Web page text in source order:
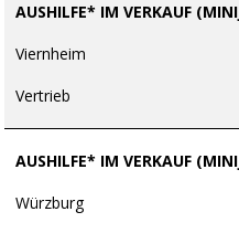
AUSHILFE* IM VERKAUF
Viernheim
Vertrieb
AUSHILFE* IM VERKAUF
Würzburg